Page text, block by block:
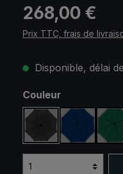
Prix régulier :
268,00 €
Prix TTC, frais de
Disponible, délai
Sélectionnez
Couleur
noir bleu